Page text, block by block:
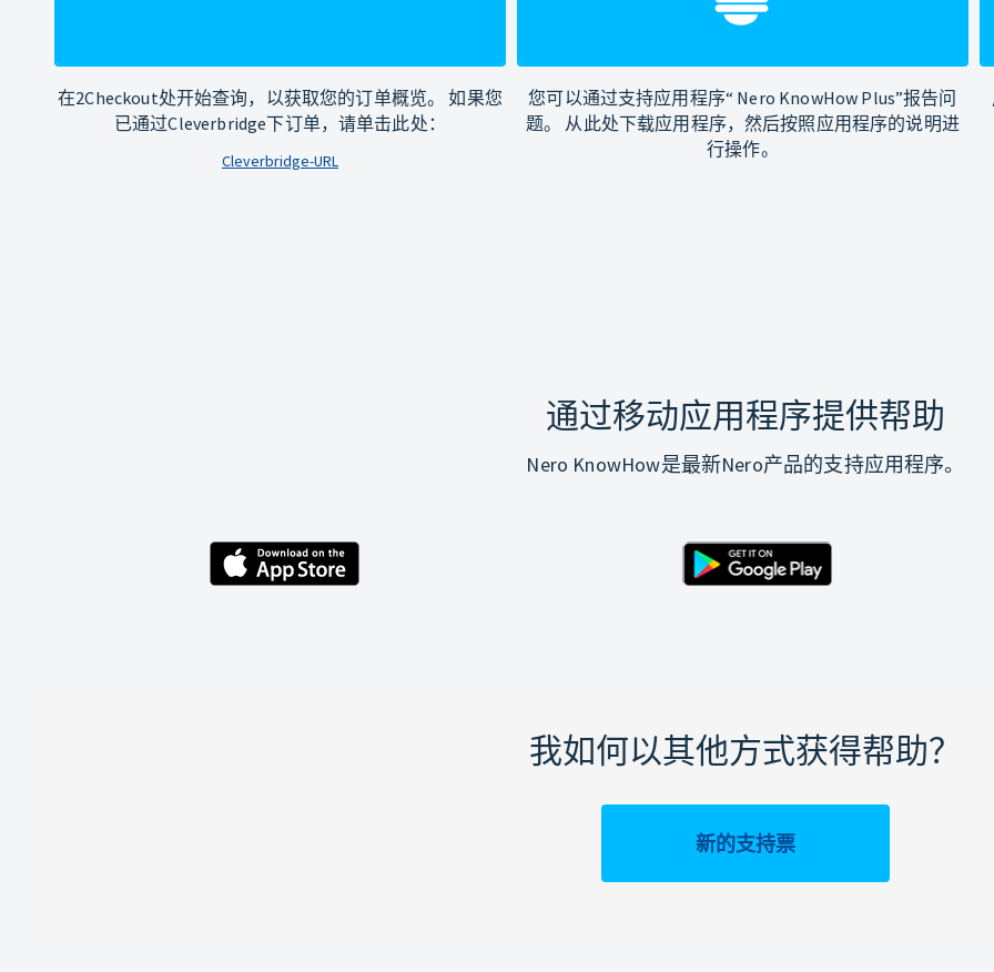
在2Checkout处开始查询，以获取您的订单概览。 如果您
已通过Cleverbridge下订单，请单击此处：
Cleverbridge-URL
您可以通过支持应用程序“ Nero KnowHow Plus”报告问
题。 从此处下载应用程序，然后按照应用程序的说明进
行操作。
通过移动应用程序提供帮助
Nero KnowHow是最新Nero产品的支持应用程序。
我如何以其他方式获得帮助？
新的支持票